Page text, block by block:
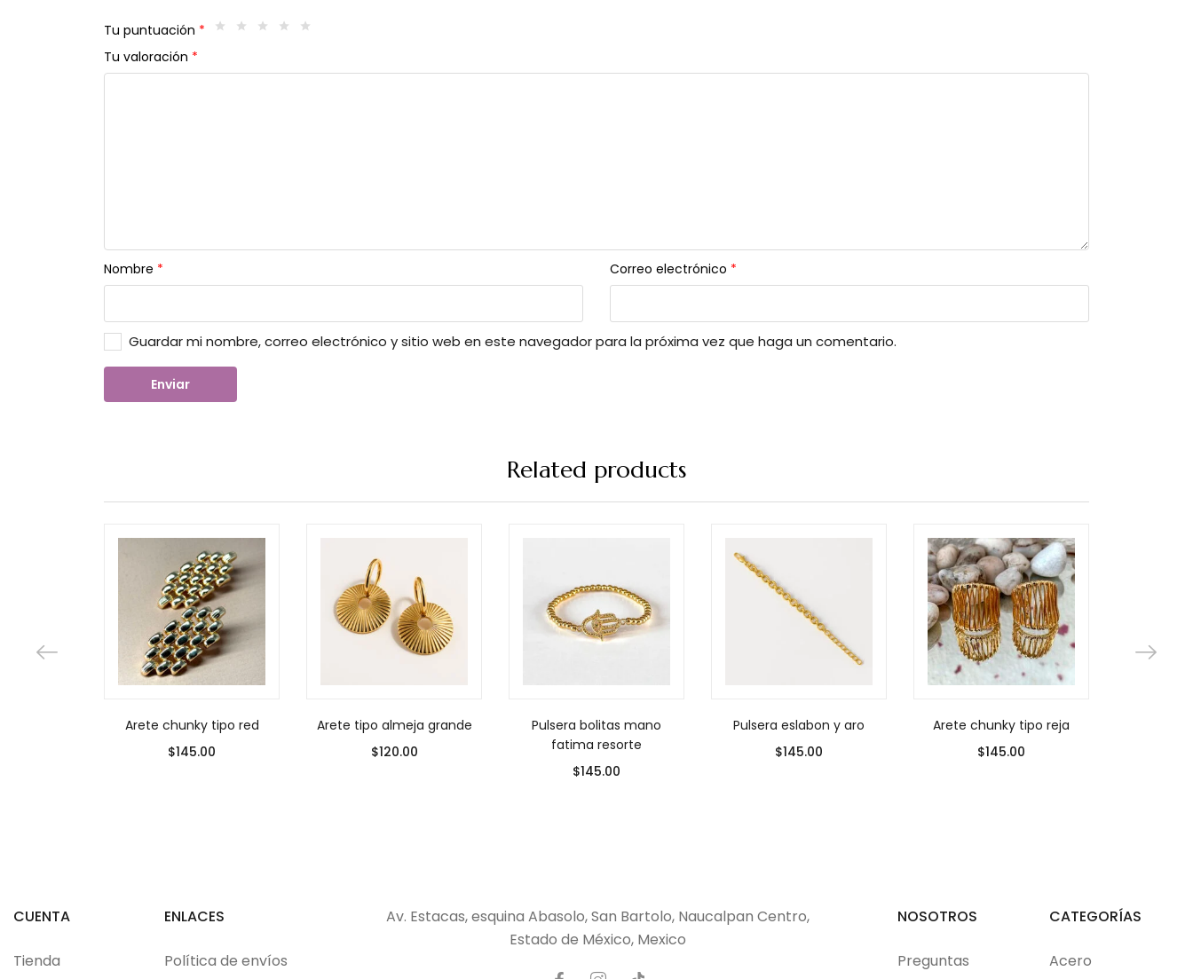
Tu puntuación *
Tu valoración *
Nombre * Correo electrónico *
Guardar mi nombre, correo electrónico y sitio web en este navegador para la próxima vez que haga un comentario.
Related products
Arete chunky tipo red
$145.00
Arete tipo almeja grande
$120.00
Pulsera bolitas mano
fatima resorte
$145.00
Pulsera eslabon y aro
$145.00
Arete chunky tipo reja
$145.00
CUENTA
Tienda
ENLACES
Política de envíos
NOSOTROS
Preguntas
CATEGORÍAS
Acero
Av. Estacas, esquina Abasolo, San Bartolo, Naucalpan Centro,
Estado de México, Mexico